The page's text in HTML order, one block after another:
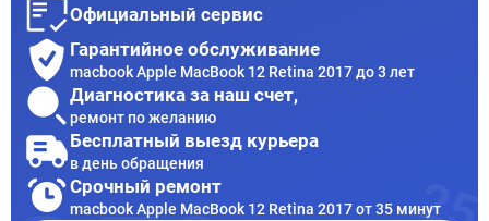
Официальный сервис
Гарантийное обслуживание
macbook Apple MacBook 12 Retina 2017 до 3 лет
Диагностика за наш счет,
ремонт по желанию
Бесплатный выезд курьера
в день обращения
Срочный ремонт
macbook Apple MacBook 12 Retina 2017 от 35 минут